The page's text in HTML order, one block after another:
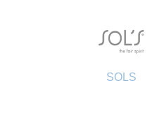
SOLS